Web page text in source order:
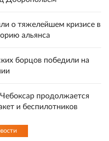
о тяжелейшем кризисе в
альянса
борцов победили на
продолжается
и беспилотников